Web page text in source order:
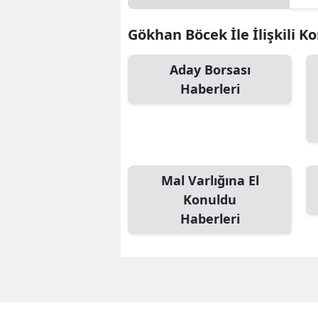
Gökhan Böcek İle İlişkili
Aday Borsası
Haberleri
Mal Varlığına El
Konuldu
Haberleri